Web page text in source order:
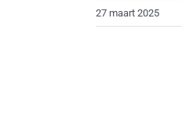
27 maart 2025